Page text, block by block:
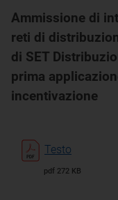
Ammissione di
reti di
di SET
prima
incentivazione
Testo
pdf 272 KB